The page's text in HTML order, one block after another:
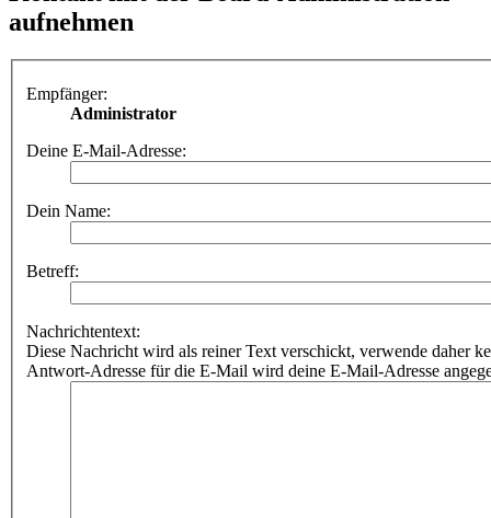
aufnehmen
Empfänger:
Administrator
Deine E-Mail-Adresse:
Dein Name:
Betreff:
Nachrichtentext:
Diese Nachricht wird als reiner Text verschickt, verwende daher
Antwort-Adresse für die E-Mail wird deine E-Mail-Adresse